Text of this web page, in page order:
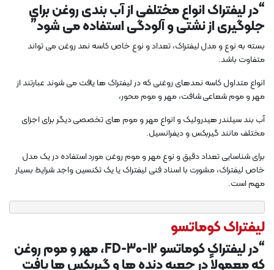
“در لیفتراک انواع مختلفی از آب بندی روغن برای
جلوگیری از نشتی و آلودگی استفاده می شود”
بسته به نوع و مدل لیفتراک، تعداد و نوع خاص کاسه نمد روغن می تواند
متفاوت باشد.
انواع متداول کاسه نمدهای روغنی که در لیفتراک ها یافت می شوند عبارتند از
مهر و موم شعاعی شافت، مهر و موم محور،
آب بند سیلندر هیدرولیک و انواع مهر و موم های تخصصی دیگر برای اجزای
مختلف مانند گیربکس و دیفرانسیل.
برای شناسایی تعداد دقیق و نوع مهر و موم روغن مورد استفاده در یک مدل
خاص لیفتراک، مشورت با اسناد فنی لیفتراک یا یک تکنسین واجد شرایط بسیار
مهم است.
لیفتراک کوماتسو
“در لیفتراک کوماتسو FD-30-12، مهر و موم روغن
که معمولاً در جعبه دنده ها و گیربکس ها یافت